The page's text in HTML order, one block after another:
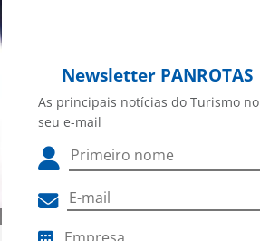
Newsletter PANROTAS
As principais notícias do Turismo no
seu e-mail